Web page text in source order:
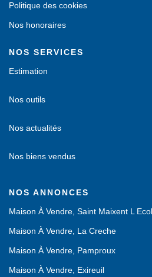
Politique des cookies
Nos honoraires
NOS SERVICES
Estimation
Nos outils
Nos actualités
Nos biens vendus
NOS ANNONCES
Maison À Vendre, Saint Maixent L
Maison À Vendre, La Creche
Maison À Vendre, Pamproux
Maison À Vendre, Exireuil